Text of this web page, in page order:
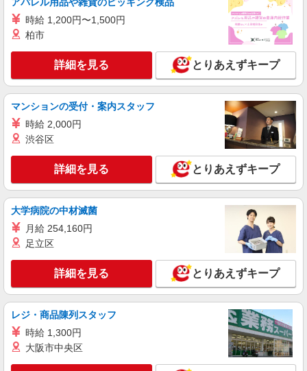
介護スタッフ
【実務者研修】 月給：269,500円 年収例：364
年収例：351万円〜 ※職務手当、（東京都）居住
支援特別手当、日祝手当（月平均2回分）、夜勤手
当（月平均5回分）等、毎月平均的に支払われる手
当を含みます。 ※居住支援特別手当は勤続5年目
までの方はさらに1万円支給（再入社は除く） ◎
賞与：基本給2.08ヶ月分/年支給 ◎残業時は別途時
東京都板橋区徳丸6丁目1-11
キープ 詳細を見る
正社員
SOMPOケア ラヴィーレ赤塚公園/5010aa1
【実務者研修】 月給：269,500円 年収例：364
年収例：351万円〜 ※職務手当、（東京都）居住
支援特別手当、日祝手当（月平均2回分）、夜勤手
当（月平均5回分）等、毎月平均的に支払われる手
当を含みます。 ※居住支援特別手当は勤続5年目
までの方はさらに1万円支給（再入社は除く） ◎
賞与：基本給2.08ヶ月分/年支給 ◎残業時は別途時
間外手当支給（超過1分〜）
東京都板橋区大門7-5
キープ 詳細を見る
そんぽの家S ときわ台南/2045ba1
介護スタッフ
【介護福祉士】 月給：302,300円 年収例：400
万円〜 ※下記毎月平均的に支払われる手当を含み
ます。 ・職務手当 ・特別職務手当 ・特別地域手
当 ・（東京都）居住支援特別手当 ・働きがい向上
手当 ・特別夜勤手当 ・日祝手当（月平均2回分）
・夜勤手当（月平均5回分） ※居住支援特別手当
キープ 詳細を見る
時給 1,200円〜1,500円
柏市
詳細を見る とりあえずキープ
マンションの受付・案内スタッフ
時給 2,000円
渋谷区
詳細を見る とりあえずキープ
大学病院の中材滅菌
月給 254,160円
足立区
詳細を見る とりあえずキープ
レジ・商品陳列スタッフ
時給 1,300円
大阪市中央区